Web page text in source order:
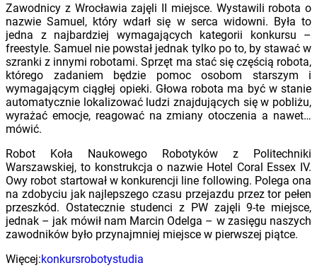
Zawodnicy z Wrocławia zajęli II miejsce. Wystawili robota o
nazwie Samuel, który wdarł się w serca widowni. Była to
jedna z najbardziej wymagających kategorii konkursu –
freestyle. Samuel nie powstał jednak tylko po to, by stawać w
szranki z innymi robotami. Sprzęt ma stać się częścią robota,
którego zadaniem będzie pomoc osobom starszym i
wymagającym ciągłej opieki. Głowa robota ma być w stanie
automatycznie lokalizować ludzi znajdujących się w pobliżu,
wyrażać emocje, reagować na zmiany otoczenia a nawet…
mówić.
Robot Koła Naukowego Robotyków z Politechniki
Warszawskiej, to konstrukcja o nazwie Hotel Coral Essex IV.
Owy robot startował w konkurencji line following. Polega ona
na zdobyciu jak najlepszego czasu przejazdu przez tor pełen
przeszkód. Ostatecznie studenci z PW zajęli 9-te miejsce,
jednak – jak mówił nam Marcin Odelga – w zasięgu naszych
zawodników było przynajmniej miejsce w pierwszej piątce.
Więcej:konkursrobotystudia